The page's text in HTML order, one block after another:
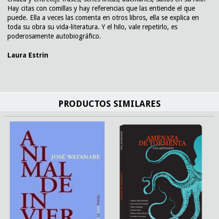
Hay citas con comillas y hay referencias que las entiende el que
puede. Ella a veces las comenta en otros libros, ella se explica en
toda su obra su vida-literatura. Y el hilo, vale repetirlo, es
poderosamente autobiográfico.
Laura Estrin
PRODUCTOS SIMILARES